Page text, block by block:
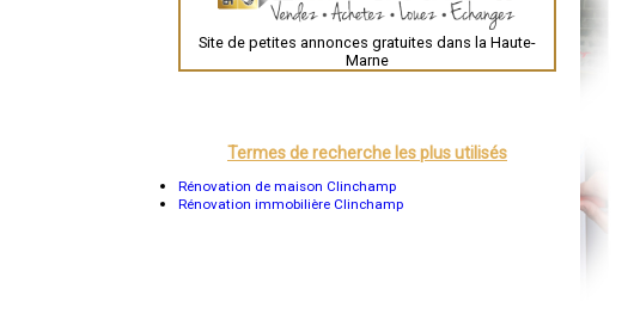
Nîmes
Auch
Grenoble
Mont-de-Marsan
Blois
Site de petites annonces gratuites dans la Haute-
Marne
Termes de recherche les plus utilisés
Rénovation de maison Clinchamp
Rénovation immobilière Clinchamp